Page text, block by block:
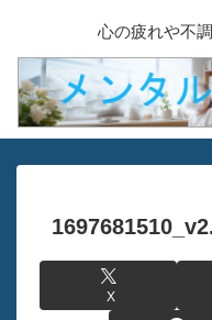
心の疲れや不
X